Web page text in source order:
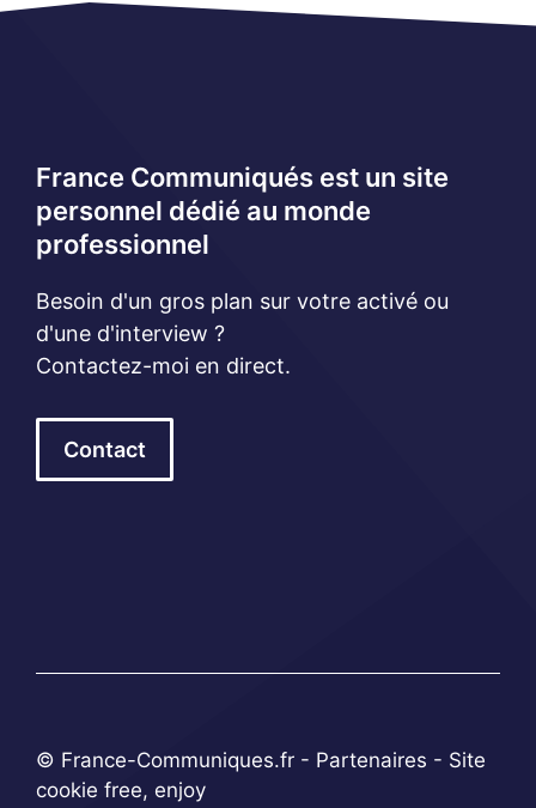
France Communiqués est un site
personnel dédié au monde
professionnel
Besoin d'un gros plan sur votre activé ou
d'une d'interview ?
Contactez-moi en direct.
Contact
© France-Communiques.fr - Partenaires - Site
cookie free, enjoy